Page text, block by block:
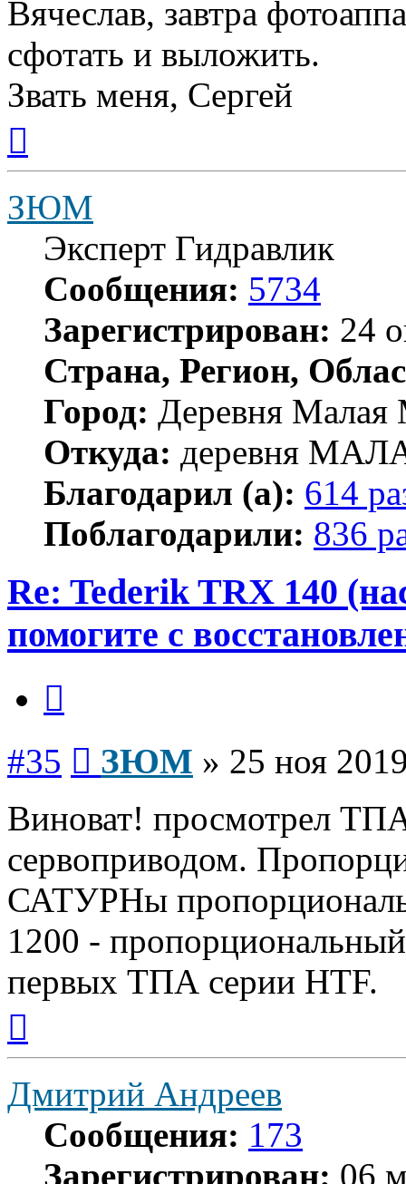
Вячеслав, завтра
сфотать и выложить.
Звать меня, Сергей
началу
ЗЮМ
Эксперт Гидравлик
Сообщения: 5734
Зарегистрирован: 24
Страна, Регион,
Город: Деревня Малая
Откуда: деревня
Благодарил (а): 614
Поблагодарили: 836
Re: Tederik TRX 140
помогите с
#35 ЗЮМ » 25 ноя
Виноват! просмотрел
сервоприводом.
САТУРНы
1200 -
первых ТПА серии HTF.
началу
Дмитрий Андреев
Сообщения: 173
Зарегистрирован: 06